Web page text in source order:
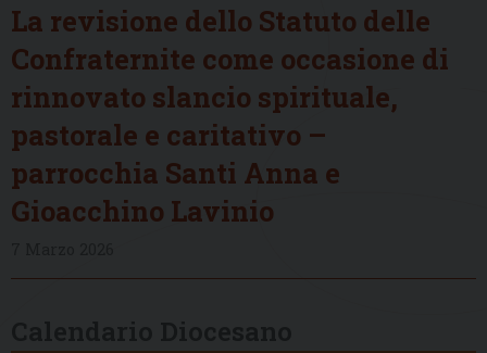
La revisione dello Statuto delle
Confraternite come occasione di
rinnovato slancio spirituale,
pastorale e caritativo –
parrocchia Santi Anna e
Gioacchino Lavinio